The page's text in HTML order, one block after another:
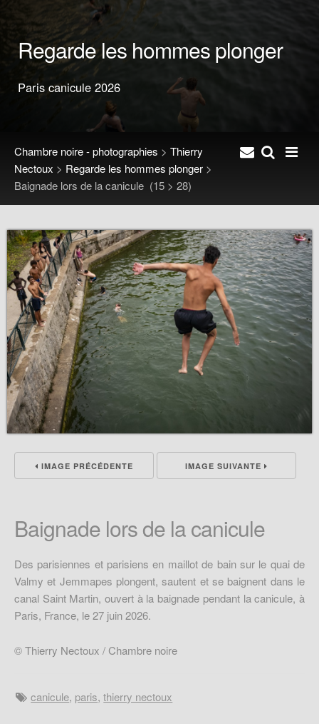
Regarde les hommes plonger
Paris canicule 2026
Chambre noire - photographies > Thierry
Nectoux > Regarde les hommes plonger >
Baignade lors de la canicule (15 > 28)
IMAGE PRÉCÉDENTE IMAGE SUIVANTE
Baignade lors de la canicule
Des parisiennes et parisiens en maillot de bain sur le quai de
Valmy et Jemmapes plongent, sautent et se baignent dans le
canal Saint Martin, ouvert à la baignade pendant la canicule, à
Paris, France, le 27 juin 2026.
© Thierry Nectoux / Chambre noire
canicule, paris,thierry nectoux